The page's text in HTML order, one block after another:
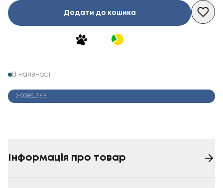
Додати до кошика
В наявності
2-00882_31618
Інформація про товар